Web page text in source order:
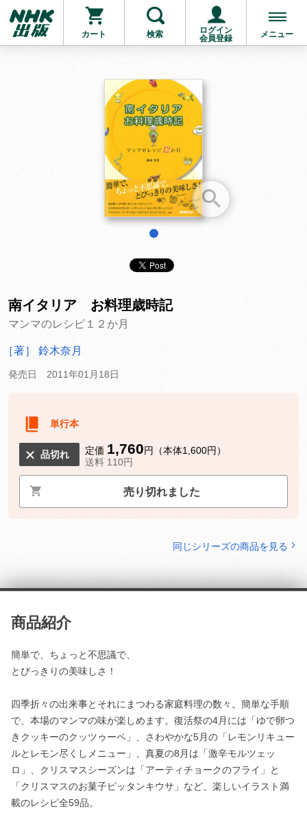
カート 検索
ログイン
会員登録
メニュー
お支払いに進む
他にも商品を買う
南イタリア お料理歳時記
マンマのレシピ１２か月
［著］ 鈴木奈月
発売日 2011年01月18日
単行本
品切れ 定価 1,760円（本体1,600円）
送料 110円
売り切れました
同じシリーズの商品を見る
商品紹介
簡単で、ちょっと不思議で、
とびっきりの美味しさ！
四季折々の出来事とそれにまつわる家庭料理の数々。簡単な手順
で、本場のマンマの味が楽しめます。復活祭の4月には「ゆで卵つ
きクッキーのクッツゥーペ」、さわやかな5月の「レモンリキュー
ルとレモン尽くしメニュー」、真夏の8月は「激辛モルツェッ
ロ」、クリスマスシーズンは「アーティチョークのフライ」と
「クリスマスのお菓子ピッタンキウサ」など、楽しいイラスト満
載のレシピ全59品。